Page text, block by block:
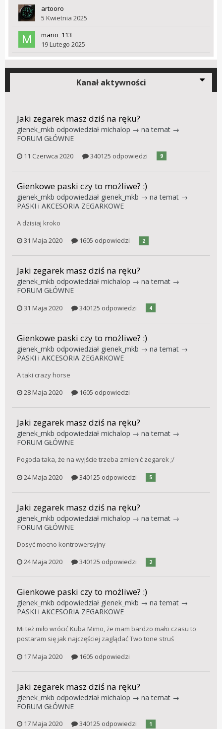
artooro
5 Kwietnia 2025
mario_113
19 Lutego 2025
Kanał aktywności
Jaki zegarek masz dziś na ręku?
gienek_mkb odpowiedział michalop → na temat →
FORUM GŁÓWNE
11 Czerwca 2020 340125 odpowiedzi 9
Gienkowe paski czy to możliwe? :)
gienek_mkb odpowiedział gienek_mkb → na temat →
PASKI i AKCESORIA ZEGARKOWE
A dzisiaj kroko
31 Maja 2020
1605 odpowiedzi 2
Jaki zegarek masz dziś na ręku?
gienek_mkb odpowiedział michalop → na temat →
FORUM GŁÓWNE
31 Maja 2020 340125 odpowiedzi 4
Gienkowe paski czy to możliwe? :)
gienek_mkb odpowiedział gienek_mkb → na temat →
PASKI i AKCESORIA ZEGARKOWE
A taki crazy horse
28 Maja 2020
1605 odpowiedzi
Jaki zegarek masz dziś na ręku?
gienek_mkb odpowiedział michalop → na temat →
FORUM GŁÓWNE
Pogoda taka, że na wyjście trzeba zmienić zegarek ;/
24 Maja 2020
340125 odpowiedzi 5
Jaki zegarek masz dziś na ręku?
gienek_mkb odpowiedział michalop → na temat →
FORUM GŁÓWNE
Dosyć mocno kontrowersyjny
24 Maja 2020
340125 odpowiedzi 2
Gienkowe paski czy to możliwe? :)
gienek_mkb odpowiedział gienek_mkb → na temat →
PASKI i AKCESORIA ZEGARKOWE
Mi też miło wrócić Kuba Mimo, że mam bardzo mało czasu to
postaram się jak najczęściej zaglądać Two tone struś
17 Maja 2020
1605 odpowiedzi
Jaki zegarek masz dziś na ręku?
gienek_mkb odpowiedział michalop → na temat →
FORUM GŁÓWNE
17 Maja 2020 340125 odpowiedzi 1